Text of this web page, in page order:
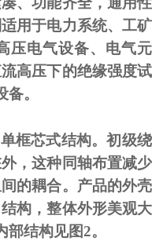
用于电力系统、工矿
压电气设备、电气元
高压下的绝缘强度试
。
框芯式结构。初级绕
，这种同轴布置减少
的耦合。产品的外壳
构，整体外形美观大
部结构见图2。